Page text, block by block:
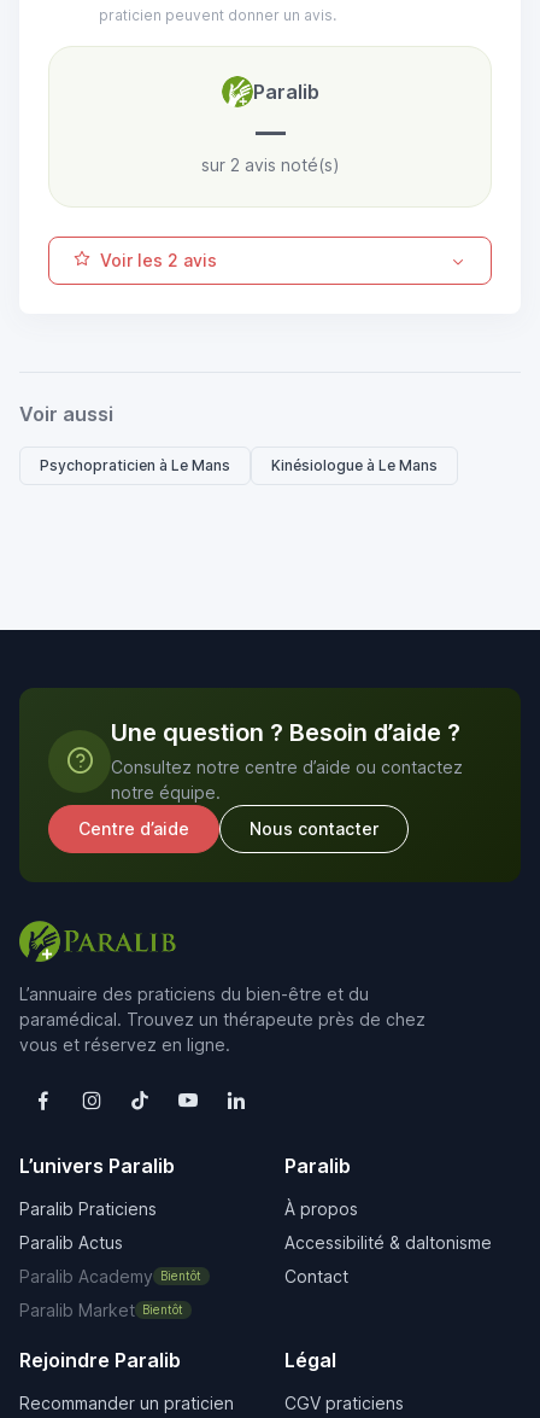
praticien peuvent donner un avis.
Paralib
—
sur 2 avis noté(s)
Voir les 2 avis
Voir aussi
Psychopraticien à Le Mans Kinésiologue à Le Mans
Une question ? Besoin d’aide ?
Consultez notre centre d’aide ou contactez
notre équipe.
Centre d’aide
Nous contacter
L’annuaire des praticiens du bien-être et du
paramédical. Trouvez un thérapeute près de chez
vous et réservez en ligne.
L’univers Paralib
Paralib Praticiens
Paralib Actus
Paralib Academy
Bientôt
Paralib Market Bientôt
Paralib
À propos
Accessibilité & daltonisme
Contact
Rejoindre Paralib
Recommander un praticien
Légal
CGV praticiens